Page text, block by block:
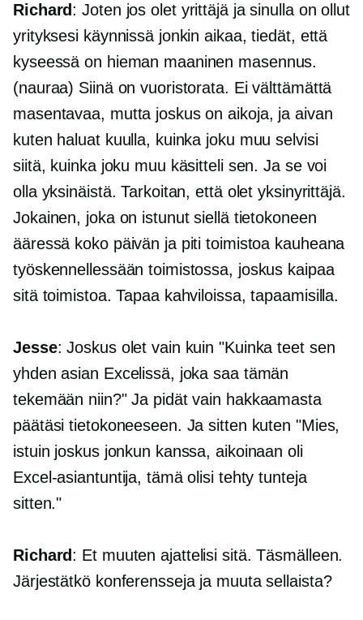
Richard: Joten jos olet yrittäjä ja sinulla on ollut
yrityksesi käynnissä jonkin aikaa, tiedät, että
kyseessä on hieman maaninen masennus.
(nauraa) Siinä on vuoristorata. Ei välttämättä
masentavaa, mutta joskus on aikoja, ja aivan
kuten haluat kuulla, kuinka joku muu selvisi
siitä, kuinka joku muu käsitteli sen. Ja se voi
olla yksinäistä. Tarkoitan, että olet yksinyrittäjä.
Jokainen, joka on istunut siellä tietokoneen
ääressä koko päivän ja piti toimistoa kauheana
työskennellessään toimistossa, joskus kaipaa
sitä toimistoa. Tapaa kahviloissa, tapaamisilla.
Jesse: Joskus olet vain kuin "Kuinka teet sen
yhden asian Excelissä, joka saa tämän
tekemään niin?" Ja pidät vain hakkaamasta
päätäsi tietokoneeseen. Ja sitten kuten "Mies,
istuin joskus jonkun kanssa, aikoinaan oli
Excel-asiantuntija, tämä olisi tehty tunteja
sitten."
Richard: Et muuten ajattelisi sitä. Täsmälleen.
Järjestätkö konferensseja ja muuta sellaista?